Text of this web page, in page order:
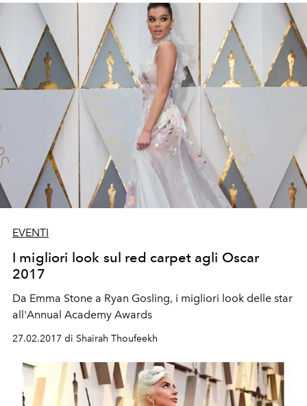
EVENTI
I migliori look sul red carpet agli Oscar
2017
Da Emma Stone a Ryan Gosling, i migliori look delle star
all'Annual Academy Awards
27.02.2017 di Shairah Thoufeekh